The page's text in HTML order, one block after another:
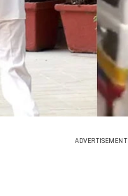
ADVERTISEMENT